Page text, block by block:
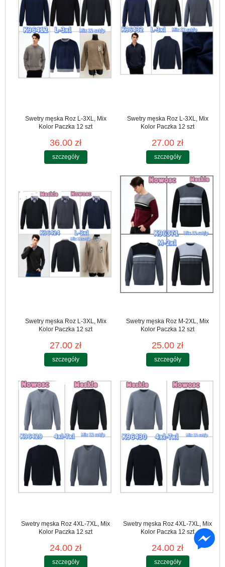
Swetry męska Roz L-3XL, Mix
Kolor Paczka 12 szt
36.00 zł
szczegóły
Swetry męska Roz L-3XL, Mix
Kolor Paczka 12 szt
27.00 zł
szczegóły
Swetry męska Roz L-3XL, Mix
Kolor Paczka 12 szt
27.00 zł
szczegóły
Swetry męska Roz M-2XL, Mix
Kolor Paczka 12 szt
25.00 zł
szczegóły
Swetry męska Roz 4XL-7XL, Mix
Kolor Paczka 12 szt
24.00 zł
szczegóły
Swetry męska Roz 4XL-7XL, Mix
Kolor Paczka 12 szt
24.00 zł
szczegóły